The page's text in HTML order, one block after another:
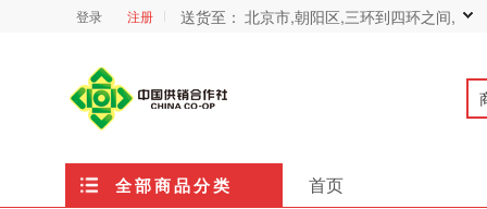
登录 注册 送货至： 北京市,朝阳区,三环到四环之间,
全部商品分类 首页